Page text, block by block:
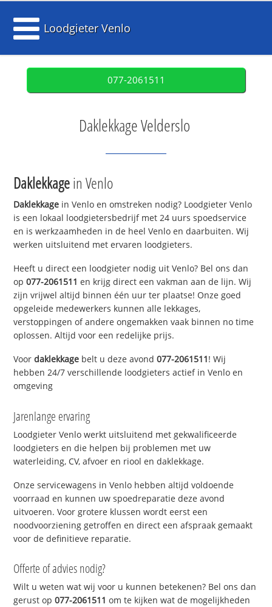
Loodgieter Venlo
077-2061511
Daklekkage Velderslo
Daklekkagein Venlo
Daklekkage in Venlo en omstreken nodig? Loodgieter Venlo
is een lokaal loodgietersbedrijf met 24 uurs spoedservice
en is werkzaamheden in de heel Venlo en daarbuiten. Wij
werken uitsluitend met ervaren loodgieters.
Heeft u direct een loodgieter nodig uit Venlo? Bel ons dan
op077-2061511 en krijg direct een vakman aan de lijn. Wij
zijn vrijwel altijd binnen één uur ter plaatse! Onze goed
opgeleide medewerkers kunnen alle lekkages,
verstoppingen of andere ongemakken vaak binnen no time
oplossen. Altijd voor een redelijke prijs.
Voordaklekkage belt u deze avond077-2061511! Wij
hebben 24/7 verschillende loodgieters actief in Venlo en
omgeving
Jarenlange ervaring
Loodgieter Venlo werkt uitsluitend met gekwalificeerde
loodgieters en die helpen bij problemen met uw
waterleiding, CV, afvoer en riool en daklekkage.
Onze servicewagens in Venlo hebben altijd voldoende
voorraad en kunnen uw spoedreparatie deze avond
uitvoeren. Voor grotere klussen wordt eerst een
noodvoorziening getroffen en direct een afspraak gemaakt
voor de definitieve reparatie.
Offerte of advies nodig?
Wilt u weten wat wij voor u kunnen betekenen? Bel ons dan
gerust op077-2061511 om te kijken wat de mogelijkheden